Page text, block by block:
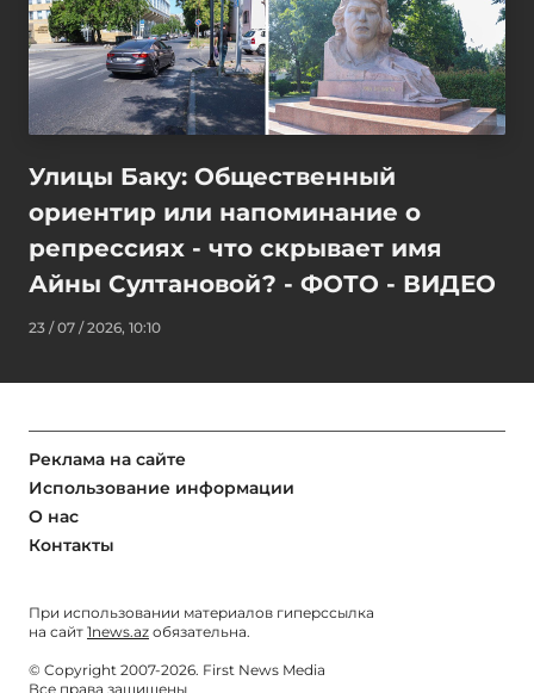
Улицы Баку: Общественный
ориентир или напоминание о
репрессиях - что скрывает имя
Айны Султановой? - ФОТО - ВИДЕО
23 / 07 / 2026, 10:10
Реклама на сайте
Использование информации
О нас
Контакты
При использовании материалов гиперссылка
на сайт 1news.az обязательна.
© Copyright 2007-2026. First News Media
Все права защищены